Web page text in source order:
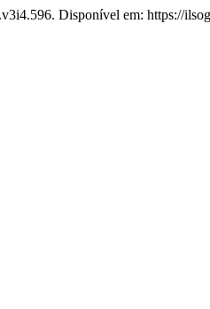
Disponível em: https://